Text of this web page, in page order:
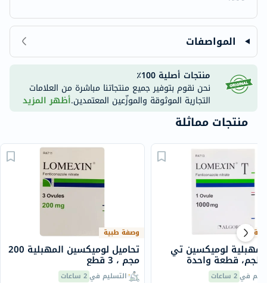
المواصفات
منتجات أصلية 100٪
نحن نقوم بتوفير جميع منتجاتنا مباشرة من العلامات
التجارية الموثوقة والموزّعين المعتمدين.أظهر المزيد
منتجات مماثلة
وصفة طبية
تحاميل لوميكسين المهبلية 200
مجم ، 3 قطع
التسليم في 2 ساعات
مهبلية لوميكسين تي
في2 ساعات